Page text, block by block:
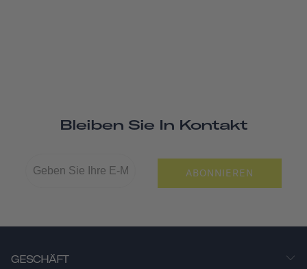
Bleiben Sie In Kontakt
ABONNIEREN
GESCHÄFT